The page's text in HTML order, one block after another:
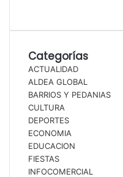
Categorías
ACTUALIDAD
ALDEA GLOBAL
BARRIOS Y PEDANIAS
CULTURA
DEPORTES
ECONOMIA
EDUCACION
FIESTAS
INFOCOMERCIAL